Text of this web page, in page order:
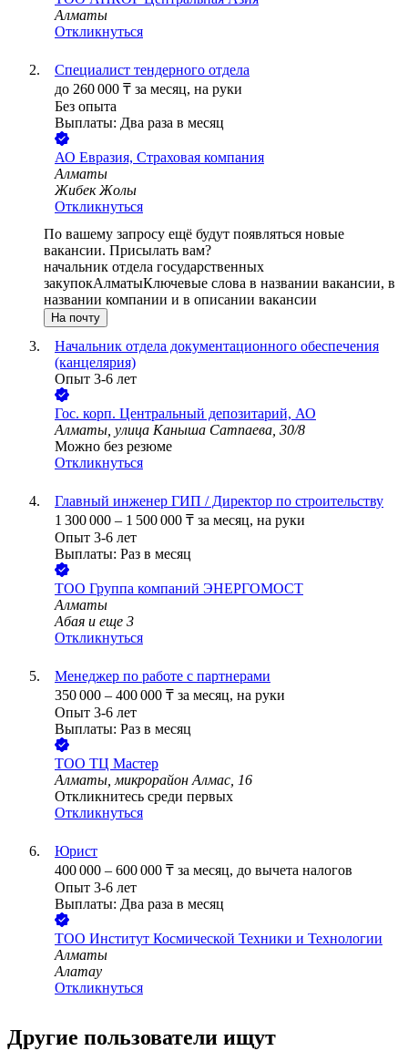
Алматы
Откликнуться
Специалист тендерного отдела
до 260 000 ₸ за месяц, на руки
Без опыта
Выплаты: Два раза в месяц
АО Евразия, Страховая компания
Алматы
Жибек Жолы
Откликнуться
По вашему запросу ещё будут появляться новые
вакансии. Присылать вам?
начальник отдела государственных
закупокАлматыКлючевые слова в названии вакансии, в
названии компании и в описании вакансии
На почту
Начальник отдела документационного обеспечения
(канцелярия)
Опыт 3-6 лет
Гос. корп. Центральный депозитарий, АО
Алматы, улица Каныша Сатпаева, 30/8
Можно без резюме
Откликнуться
Главный инженер ГИП / Директор по строительству
1 300 000 – 1 500 000 ₸ за месяц, на руки
Опыт 3-6 лет
Выплаты: Раз в месяц
ТОО Группа компаний ЭНЕРГОМОСТ
Алматы
Абая и еще 3
Откликнуться
Менеджер по работе с партнерами
350 000 – 400 000 ₸ за месяц, на руки
Опыт 3-6 лет
Выплаты: Раз в месяц
ТОО ТЦ Мастер
Алматы, микрорайон Алмас, 16
Откликнитесь среди первых
Откликнуться
Юрист
400 000 – 600 000 ₸ за месяц, до вычета налогов
Опыт 3-6 лет
Выплаты: Два раза в месяц
ТОО Институт Космической Техники и Технологии
Алматы
Алатау
Откликнуться
Другие пользователи ищут